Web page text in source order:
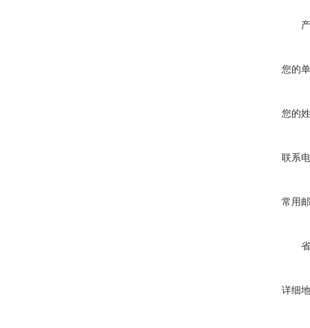
您的
您的
联系
常用
详细